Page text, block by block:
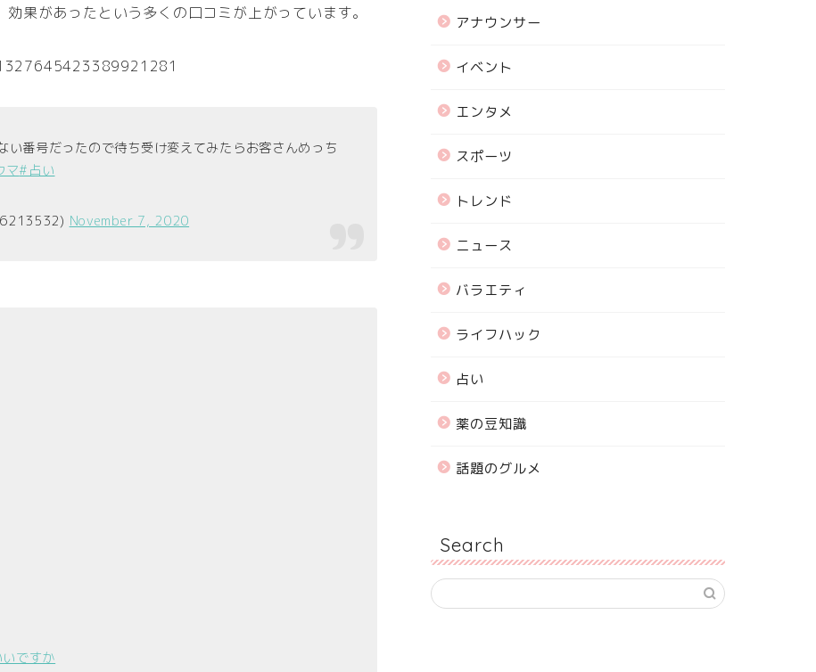
果があったという多くの口コミが上がっています。
い番号だったので待ち受け変えてみたらお客さんめっち
マ#占い
November 7, 2020
ですか
アナウンサー
イベント
エンタメ
スポーツ
トレンド
ニュース
バラエティ
ライフハック
占い
薬の豆知識
話題のグルメ
Search